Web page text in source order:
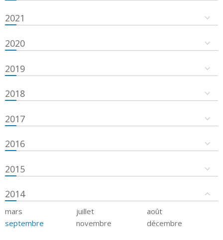
2021
2020
2019
2018
2017
2016
2015
2014
mars juillet
août
septembre
novembre décembre